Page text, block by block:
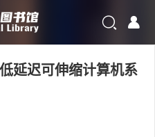
延迟可伸缩计算机系